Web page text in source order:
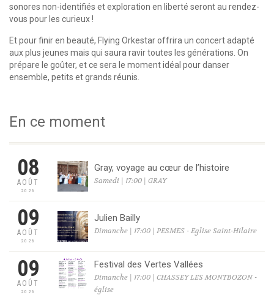
sonores non-identifiés et exploration en liberté seront au rendez-
vous pour les curieux !
Et pour finir en beauté, Flying Orkestar offrira un concert adapté
aux plus jeunes mais qui saura ravir toutes les générations. On
prépare le goûter, et ce sera le moment idéal pour danser
ensemble, petits et grands réunis.
En ce moment
08
AOÛT
2026
Gray, voyage au cœur de l’histoire
Samedi | 17:00 | GRAY
09
AOÛT
2026
Julien Bailly
Dimanche | 17:00 | PESMES - Eglise Saint-Hilaire
09
AOÛT
2026
Festival des Vertes Vallées
Dimanche | 17:00 | CHASSEY LES MONTBOZON -
église